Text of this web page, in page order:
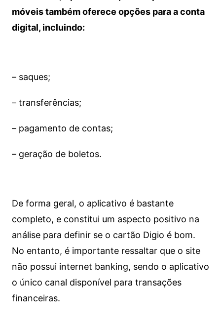
móveis também oferece opções para a conta
digital, incluindo:
– saques;
– transferências;
– pagamento de contas;
– geração de boletos.
De forma geral, o aplicativo é bastante
completo, e constitui um aspecto positivo na
análise para definir se o cartão Digio é bom.
No entanto, é importante ressaltar que o site
não possui internet banking, sendo o aplicativo
o único canal disponível para transações
financeiras.